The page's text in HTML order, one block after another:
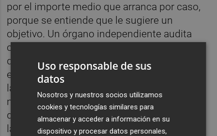
por el importe medio que arranca por caso,
porque se entiende que le sugiere un
objetivo. Un órgano independiente audita
cada año que la regla se respete. La razón
que dejó escrita el legislador
estadounidense es la misma sospecha que
la AEDAF vierte sobre el modelo español:
medir por recaudación transmite que los
derechos del contribuyente van después de
la caja obtenida.
Uso responsable de sus
datos
Nosotros y nuestros socios utilizamos
cookies y tecnologías similares para
almacenar y acceder a información en su
dispositivo y procesar datos personales,